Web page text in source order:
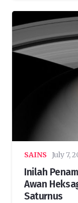
SAINS July 7,
Inilah
Awan
Saturnus